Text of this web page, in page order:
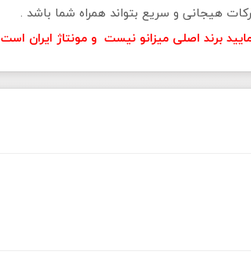
هیجانی و سریع بتواند همراه شما باشد .
برند اصلی میزانو نیست و مونتاژ ایران است